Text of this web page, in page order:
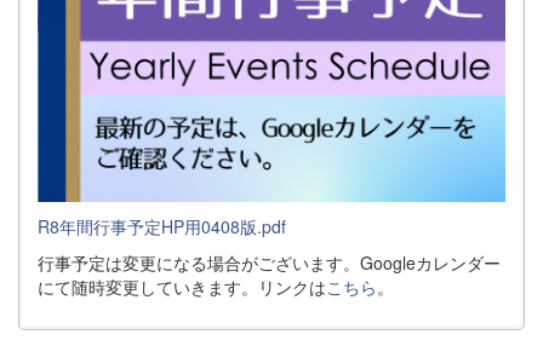
R8年間行事予定HP用0408版.pdf
行事予定は変更になる場合がございます。Googleカレンダー
にて随時変更していきます。リンクはこちら 。